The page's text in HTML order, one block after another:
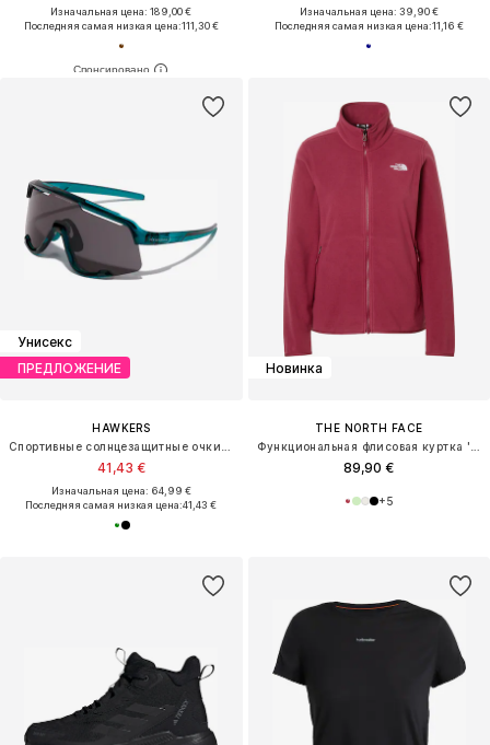
Изначальная цена: 189,00 €
Последняя самая низкая цена:111,30 €
Изначальная цена: 39,90 €
Последняя самая низкая цена:11,16 €
Унисекс
ПРЕДЛОЖЕНИЕ
HAWKERS
41,43 €
Изначальная цена: 64,99 €
Последняя самая низкая цена:41,43 €
Новинка
THE NORTH FACE
89,90 €
+5